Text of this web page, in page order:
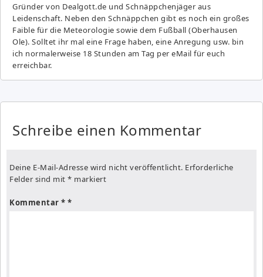
Gründer von Dealgott.de und Schnäppchenjäger aus
Leidenschaft. Neben den Schnäppchen gibt es noch ein großes
Fai­ble für die Meteorologie sowie dem Fußball (Oberhausen
Ole). Solltet ihr mal eine Frage haben, eine Anregung usw. bin
ich normalerweise 18 Stunden am Tag per eMail für euch
erreichbar.
Schreibe einen Kommentar
Deine E-Mail-Adresse wird nicht veröffentlicht. Erforderliche
Felder sind mit * markiert
Kommentar *